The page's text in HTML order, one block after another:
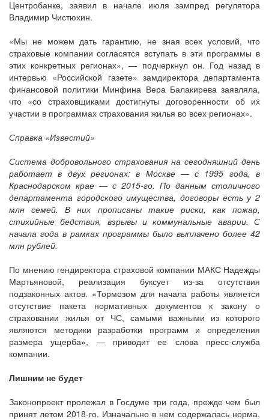
Центробанке, заявил в начале июля зампред регулятора
Владимир Чистюхин.
«Мы не можем дать гарантию, не зная всех условий, что
страховые компании согласятся вступать в эти программы в
этих конкретных регионах», — подчеркнул он. Год назад в
интервью «Российской газете» замдиректора департамента
финансовой политики Минфина Вера Балакирева заявляла,
что «со страховщиками достигнуты договоренности об их
участии в программах страхования жилья во всех регионах».
Справка «Известий»
Система добровольного страхования на сегодняшний день
работает в двух регионах: в Москве — с 1995 года, в
Краснодарском крае — с 2015-го. По данным столичного
департамента городского имущества, договоры есть у 2
млн семей. В них прописаны такие риски, как пожар,
стихийные бедствия, взрывы и коммунальные аварии. С
начала года в рамках программы было выплачено более 42
млн рублей.
По мнению гендиректора страховой компании МАКС Надежды
Мартьяновой, реализация буксует из-за отсутствия
подзаконных актов. «Тормозом для начала работы является
отсутствие пакета нормативных документов к закону о
страховании жилья от ЧС, самыми важными из которого
являются методики разработки программ и определения
размера ущерба», — приводит ее слова пресс-служба
компании.
Лишним не будет
Законопроект пролежал в Госдуме три года, прежде чем был
принят летом 2018-го. Изначально в нем содержалась норма,